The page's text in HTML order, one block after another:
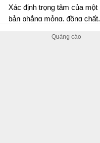
18.7)
Xác định trọng tâm của một
bản phẳng mỏng, đồng chất,